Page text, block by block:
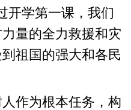
开学第一课，我们
量的全力救援和灾
祖国的强大和各民
作为根本任务，构